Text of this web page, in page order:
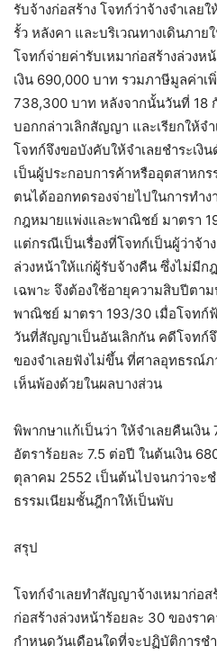
รับจ้างก่อสร้าง โจทก์ว่าจ้างจำเลย
รั้ว หลังคา และบริเวณทางเดินภาย
โจทก์จ่ายค่ารับเหมาก่อสร้างล่วงห
เงิน 690,000 บาท รวมภาษีมูลค่าเ
738,300 บาท หลังจากนั้นวันที่ 18
บอกกล่าวเลิกสัญญา และเรียกให้จำ
โจทก์จึงขอบังคับให้จำเลยชำระเงิ
เป็นผู้ประกอบการค้าหรืออุตสาหกร
ตนได้ออกทดรองจ่ายไปในการทำ
กฎหมายแพ่งและพาณิชย์ มาตรา
แต่กรณีเป็นเรื่องที่โจทก์เป็นผู้ว่าจ้า
ล่วงหน้าให้แก่ผู้รับจ้างคืน ซึ่งไม่มี
เฉพาะ จึงต้องใช้อายุความสิบปีตา
พาณิชย์ มาตรา 193/30 เมื่อโจทก์
วันที่สัญญาเป็นอันเลิกกัน คดีโจทก์
ของจำเลยฟังไม่ขึ้น ที่ศาลอุทธรณ์
เห็นพ้องด้วยในผลบางส่วน
พิพากษาแก้เป็นว่า ให้จำเลยคืนเงิ
อัตราร้อยละ 7.5 ต่อปี ในต้นเงิน
ตุลาคม 2552 เป็นต้นไปจนกว่าจะ
ธรรมเนียมชั้นฎีกาให้เป็นพับ
สรุป
โจทก์จำเลยทำสัญญาจ้างเหมาก่อส
ก่อสร้างล่วงหน้าร้อยละ 30 ของรา
กำหนดวันเดือนใดที่จะปฏิบัติการช